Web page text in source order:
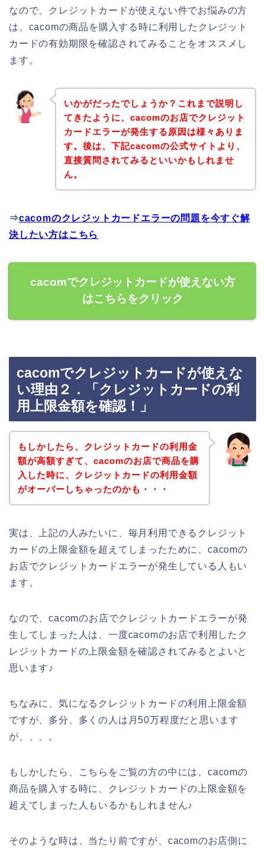
なので、クレジットカードが使えない件でお悩みの方
は、cacomの商品を購入する時に利用したクレジット
カードの有効期限を確認されてみることをオススメし
ます。
いかがだったでしょうか？これまで説明し
てきたように、cacomのお店でクレジット
カードエラーが発生する原因は様々ありま
す。後は、下記cacomの公式サイトより、
直接質問されてみるといいかもしれませ
ん。
⇒cacomのクレジットカードエラーの問題を今すぐ解
決したい方はこちら
cacomでクレジットカードが使えない方
はこちらをクリック
cacomでクレジットカードが使えな
い理由２．「クレジットカードの利
用上限金額を確認！」
もしかしたら、クレジットカードの利用金
額が高額すぎて、cacomのお店で商品を購
入した時に、クレジットカードの利用金額
がオーバーしちゃったのかも・・・
実は、上記の人みたいに、毎月利用できるクレジット
カードの上限金額を超えてしまったために、cacomの
お店でクレジットカードエラーが発生している人もい
ます。
なので、cacomのお店でクレジットカードエラーが発
生してしまった人は、一度cacomのお店で利用したク
レジットカードの上限金額を確認されてみるとよいと
思います♪
ちなみに、気になるクレジットカードの利用上限金額
ですが、多分、多くの人は月50万程度だと思います
が、、、。
もしかしたら、こちらをご覧の方の中には、cacomの
商品を購入する時に、クレジットカードの上限金額を
超えてしまった人もいるかもしれません♪
そのような時は、当たり前ですが、cacomのお店側に